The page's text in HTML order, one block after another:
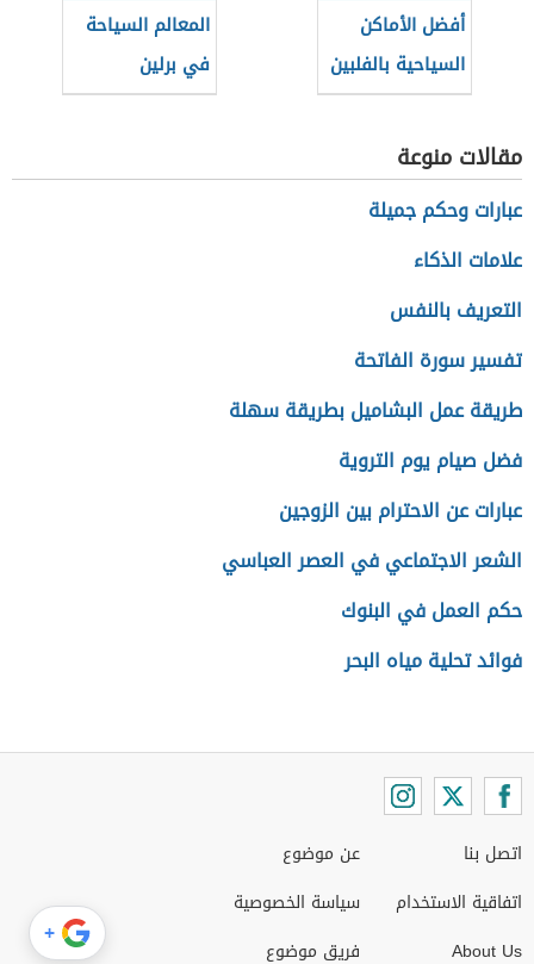
أفضل الأماكن
السياحية بالفلبين
المعالم السياحة
في برلين
مقالات منوعة
عبارات وحكم جميلة
علامات الذكاء
التعريف بالنفس
تفسير سورة الفاتحة
طريقة عمل البشاميل بطريقة سهلة
فضل صيام يوم التروية
عبارات عن الاحترام بين الزوجين
الشعر الاجتماعي في العصر العباسي
حكم العمل في البنوك
فوائد تحلية مياه البحر
اتصل بنا
اتفاقية الاستخدام
About Us
عن موضوع
سياسة الخصوصية
فريق موضوع
+